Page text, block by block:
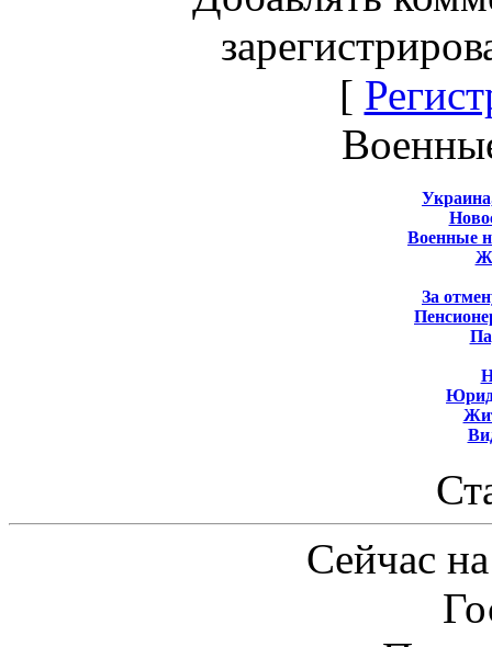
[
Военные
За
Сейчас